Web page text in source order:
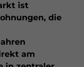
ist
die
am